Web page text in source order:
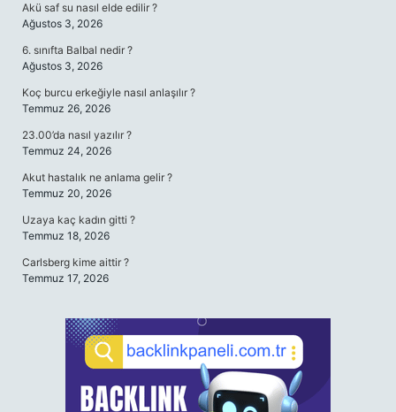
Akü saf su nasıl elde edilir ?
Ağustos 3, 2026
6. sınıfta Balbal nedir ?
Ağustos 3, 2026
Koç burcu erkeğiyle nasıl anlaşılır ?
Temmuz 26, 2026
23.00’da nasıl yazılır ?
Temmuz 24, 2026
Akut hastalık ne anlama gelir ?
Temmuz 20, 2026
Uzaya kaç kadın gitti ?
Temmuz 18, 2026
Carlsberg kime aittir ?
Temmuz 17, 2026